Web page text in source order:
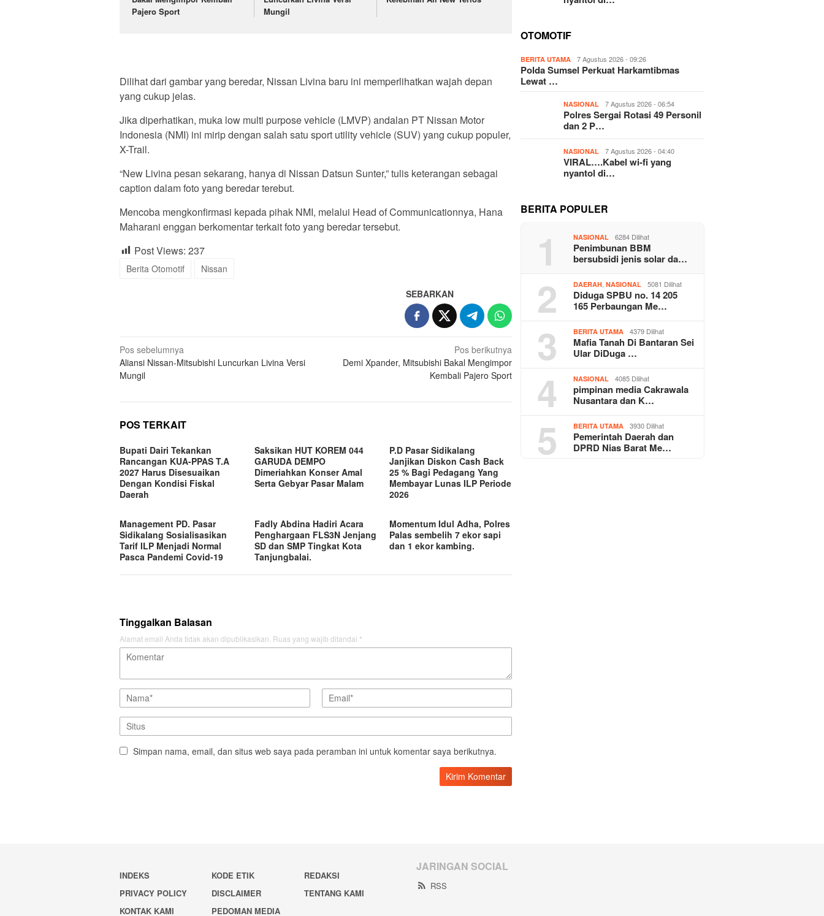
Pajero Sport
Mungil
Dilihat dari gambar yang beredar, Nissan Livina baru ini memperlihatkan wajah depan
yang cukup jelas.
Jika diperhatikan, muka low multi purpose vehicle (LMVP) andalan PT Nissan Motor
Indonesia (NMI) ini mirip dengan salah satu sport utility vehicle (SUV) yang cukup populer,
X-Trail.
“New Livina pesan sekarang, hanya di Nissan Datsun Sunter,” tulis keterangan sebagai
caption dalam foto yang beredar terebut.
Mencoba mengkonfirmasi kepada pihak NMI, melalui Head of Communicationnya, Hana
Maharani enggan berkomentar terkait foto yang beredar tersebut.
Post Views: 237
Berita Otomotif Nissan
SEBARKAN
Navigasi
pos
Pos sebelumnya
Aliansi Nissan-Mitsubishi Luncurkan Livina Versi
Mungil
Pos berikutnya
Demi Xpander, Mitsubishi Bakal Mengimpor
Kembali Pajero Sport
POS TERKAIT
Bupati Dairi Tekankan
Rancangan KUA-PPAS T.A
2027 Harus Disesuaikan
Dengan Kondisi Fiskal
Daerah
Saksikan HUT KOREM 044
GARUDA DEMPO
Dimeriahkan Konser Amal
Serta Gebyar Pasar Malam
P.D Pasar Sidikalang
Janjikan Diskon Cash Back
25 % Bagi Pedagang Yang
Membayar Lunas ILP Periode
2026
Management PD. Pasar
Sidikalang Sosialisasikan
Tarif ILP Menjadi Normal
Pasca Pandemi Covid-19
Fadly Abdina Hadiri Acara
Penghargaan FLS3N Jenjang
SD dan SMP Tingkat Kota
Tanjungbalai.
Momentum Idul Adha, Polres
Palas sembelih 7 ekor sapi
dan 1 ekor kambing.
Tinggalkan Balasan
Alamat email Anda tidak akan dipublikasikan. Ruas yang wajib ditandai *
Simpan nama, email, dan situs web saya pada peramban ini untuk komentar saya berikutnya.
OTOMOTIF
BERITA UTAMA 7 Agustus 2026 - 09:26
Polda Sumsel Perkuat Harkamtibmas
Lewat …
NASIONAL 7 Agustus 2026 - 06:54
Polres Sergai Rotasi 49 Personil
dan 2 P…
NASIONAL 7 Agustus 2026 - 04:40
VIRAL….Kabel wi-fi yang
nyantol di…
BERITA POPULER
1 NASIONAL 6284 Dilihat
Penimbunan BBM
bersubsidi jenis solar da…
2 DAERAH ,NASIONAL 5081 Dilihat
Diduga SPBU no. 14 205
165 Perbaungan Me…
3 BERITA UTAMA 4379 Dilihat
Mafia Tanah Di Bantaran Sei
Ular DiDuga …
4 NASIONAL 4085 Dilihat
pimpinan media Cakrawala
Nusantara dan K…
5 BERITA UTAMA 3930 Dilihat
Pemerintah Daerah dan
DPRD Nias Barat Me…
INDEKS KODE ETIK
REDAKSI
PRIVACY POLICY
DISCLAIMER
TENTANG KAMI
KONTAK KAMI
PEDOMAN MEDIA
JARINGAN SOCIAL
RSS